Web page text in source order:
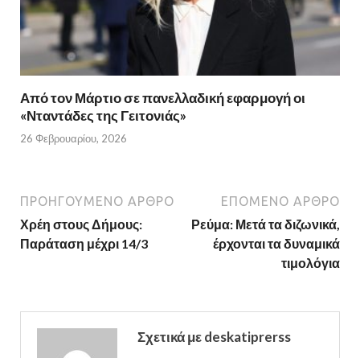
Από τον Μάρτιο σε πανελλαδική εφαρμογή οι
«Νταντάδες της Γειτονιάς»
26 Φεβρουαρίου, 2026
ΠΡΟΗΓΟΎΜΕΝΟ ΆΡΘΡΟ
Χρέη στους Δήμους:
Παράταση μέχρι 14/3
ΕΠΌΜΕΝΟ ΆΡΘΡΟ
Ρεύμα: Μετά τα διζωνικά,
έρχονται τα δυναμικά
τιμολόγια
Σχετικά με deskatiprerss